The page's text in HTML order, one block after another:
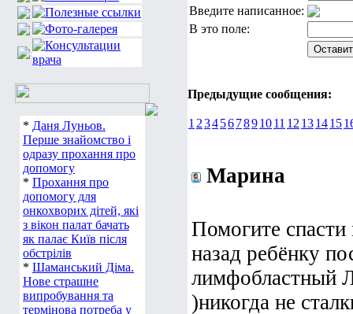
* Даня Луньов.
Перше знайомство і
одразу прохання про
допомогу
* Прохання про
допомогу для
онкохворих дітей, які
з вікон палат бачать
як палає Київ після
обстрілів
* Шаманський Діма.
Нове страшне
випробування та
термінова потреба у
Введите написанное:
В это поле:
Предыдущие сообщения:
1 234567891011 12 131415
Марина
Помогите
назад ребёнку
лимфобластный
)никогда не